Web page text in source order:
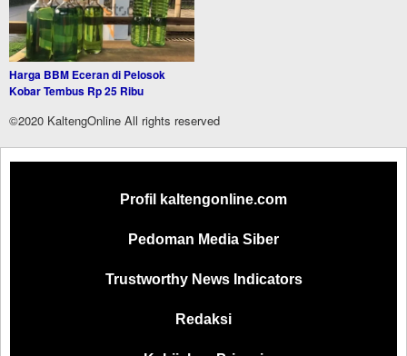
Harga BBM Eceran di Pelosok
Kobar Tembus Rp 25 Ribu
©2020 KaltengOnline All rights reserved
Profil kaltengonline.com
Pedoman Media Siber
Trustworthy News Indicators
Redaksi